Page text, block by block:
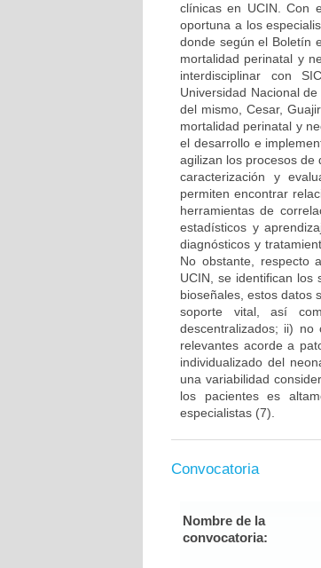
clínicas en UCIN. Con
oportuna a los
donde según el Boletín
mortalidad perinatal y
interdisciplinar con
Universidad Nacional
del mismo, Cesar,
mortalidad perinatal y
el desarrollo e
agilizan los procesos de
caracterización y
permiten encontrar
herramientas de
estadísticos y
diagnósticos y
No obstante, respecto
UCIN, se identifican los
bioseñales, estos datos
soporte vital, así
descentralizados; ii) no
relevantes acorde a
individualizado del
una variabilidad
los pacientes es
especialistas (7).
Convocatoria
Nombre de la
convocatoria: